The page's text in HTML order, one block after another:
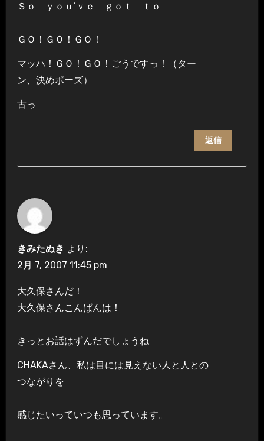
Ｓｏ ｙｏｕ’ｖｅ ｇｏｔ ｔｏ
ＧＯ！ＧＯ！ＧＯ！
マッハ！ＧＯ！ＧＯ！ごうですっ！（ター
ン、決めポーズ）
古っ
返信
きみたぬき より:
2月 7, 2007 11:45 pm
大久保さんだ！
大久保さんこんばんは！
きっとお話はずんだでしょうね
CHAKAさん、私は目には見えない人と人との
つながりを
感じたいっていつも思っています。